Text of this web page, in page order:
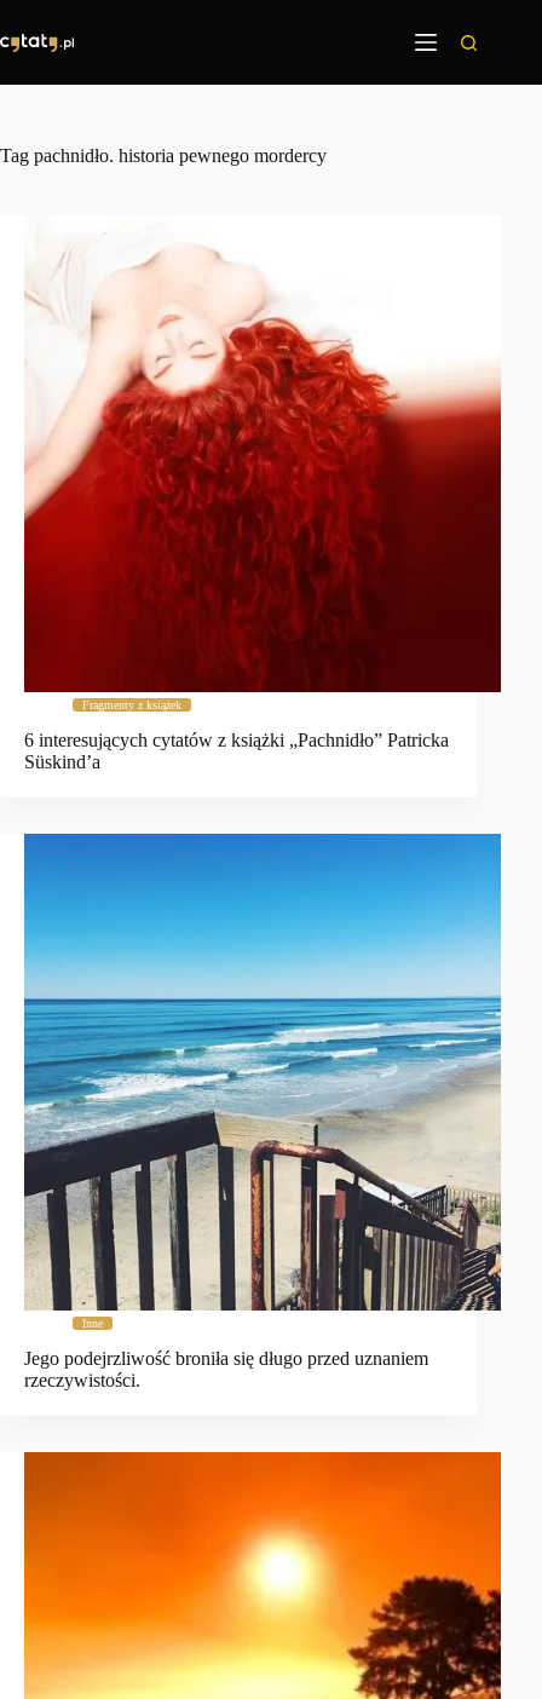
treści
Tag pachnidło. historia pewnego mordercy
Fragmenty z książek
6 interesujących cytatów z książki „Pachnidło” Patricka
Süskind’a
Inne
Jego podejrzliwość broniła się długo przed uznaniem
rzeczywistości.